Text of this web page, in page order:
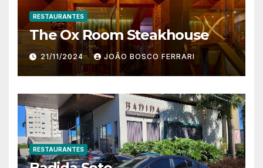
RESTAURANTES
The Ox Room Steakhouse
21/11/2024 JOÃO BOSCO FERRARI
RESTAURANTES